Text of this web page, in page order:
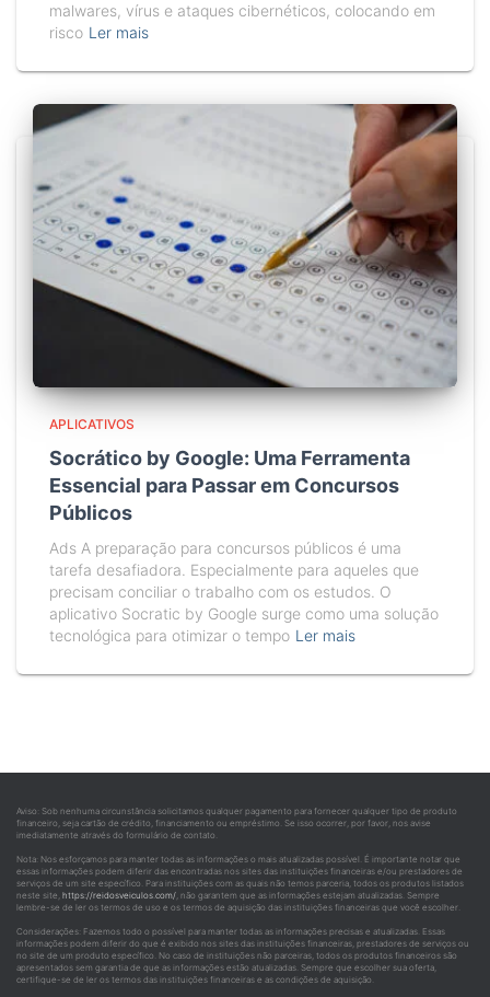
malwares, vírus e ataques cibernéticos, colocando em
risco Ler mais
APLICATIVOS
Socrático by Google: Uma Ferramenta
Essencial para Passar em Concursos
Públicos
Ads A preparação para concursos públicos é uma
tarefa desafiadora. Especialmente para aqueles que
precisam conciliar o trabalho com os estudos. O
aplicativo Socratic by Google surge como uma solução
tecnológica para otimizar o tempo Ler mais
Aviso: Sob nenhuma circunstância solicitamos qualquer pagamento para fornecer qualquer tipo de produto
financeiro, seja cartão de crédito, financiamento ou empréstimo. Se isso ocorrer, por favor, nos avise
imediatamente através do formulário de contato.
Nota: Nos esforçamos para manter todas as informações o mais atualizadas possível. É importante notar que
essas informações podem diferir das encontradas nos sites das instituições financeiras e/ou prestadores de
serviços de um site específico. Para instituições com as quais não temos parceria, todos os produtos listados
neste site, https://reidosveiculos.com/, não garantem que as informações estejam atualizadas. Sempre
lembre-se de ler os termos de uso e os termos de aquisição das instituições financeiras que você escolher.
Considerações: Fazemos todo o possível para manter todas as informações precisas e atualizadas. Essas
informações podem diferir do que é exibido nos sites das instituições financeiras, prestadores de serviços ou
no site de um produto específico. No caso de instituições não parceiras, todos os produtos financeiros são
apresentados sem garantia de que as informações estão atualizadas. Sempre que escolher sua oferta,
certifique-se de ler os termos das instituições financeiras e as condições de aquisição.